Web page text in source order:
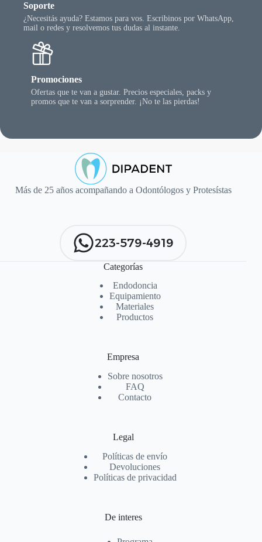
Soporte
¿Necesitás ayuda? Estamos para vos. Escribinos por WhatsApp,
mail o redes y resolvemos tus dudas al instante.
Promociones
Ofertas que te van a gustar. Precios especiales, packs y
promos que te van a sorprender. ¡No te las pierdas!
Más de 25 años acompañando a Odontólogos y Protesístas
223-579-4919
Categorías
Endodoncia
Equipamiento
Materiales
Productos
Empresa
Sobre nosotros
FAQ
Contacto
Legal
Políticas de envío
Devoluciones
Políticas de privacidad
De interes